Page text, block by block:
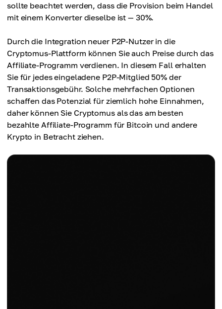
sollte beachtet werden, dass die Provision beim Handel
mit einem Konverter dieselbe ist — 30%.
Durch die Integration neuer P2P-Nutzer in die
Cryptomus-Plattform können Sie auch Preise durch das
Affiliate-Programm verdienen. In diesem Fall erhalten
Sie für jedes eingeladene P2P-Mitglied 50% der
Transaktionsgebühr. Solche mehrfachen Optionen
schaffen das Potenzial für ziemlich hohe Einnahmen,
daher können Sie Cryptomus als das am besten
bezahlte Affiliate-Programm für Bitcoin und andere
Krypto in Betracht ziehen.